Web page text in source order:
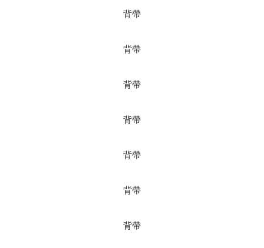
背帶
背帶
背帶
背帶
背帶
背帶
背帶